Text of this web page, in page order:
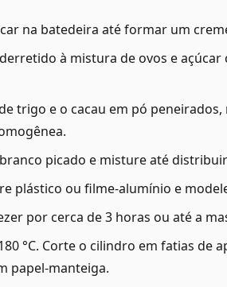
na batedeira até formar um
à mistura de ovos e
trigo e o cacau em pó
picado e misture até
plástico ou filme-alumínio e
por cerca de 3 horas ou até a
°C. Corte o cilindro em fatias de
papel-manteiga.